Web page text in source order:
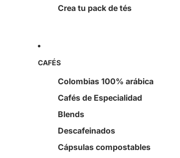
Crea tu pack de tés
CAFÉS
Colombias 100% arábica
Cafés de Especialidad
Blends
Descafeinados
Cápsulas compostables